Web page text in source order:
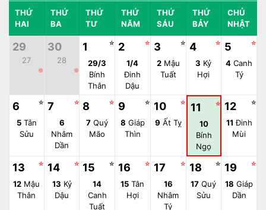
THỨ
HAI
THỨ
BA
THỨ
TƯ
THỨ
NĂM
THỨ
SÁU
THỨ
BẢY
CHỦ
NHẬT
29
27
●
30
28
●
1 ☆
29/3
Bính
Thân
2 ☆
1/4
Đinh
Dậu
3 ☆
2Mậu
Tuất
4 ☆
3 Kỷ
Hợi
5 ☆
4 Canh
Tý
6 ☆
5Tân
Sửu
7 ☆
6
Nhâm
Dần
8 ☆
7 Quý
Mão
9 ☆
8 Giáp
Thìn
10 ☆
9 Ất Tỵ
11 ☆
10
Bính
Ngọ
12 ☆
11 Đinh
Mùi
13 ☆
12 Mậu
Thân
14 ☆
13 Kỷ
Dậu
15 ☆
14
Canh
Tuất
16 ☆
15 Tân
Hợi
17 ☆
16
Nhâm
Tý
18 ☆
17 Quý
Sửu
19 ☆
18 Giáp
Dần